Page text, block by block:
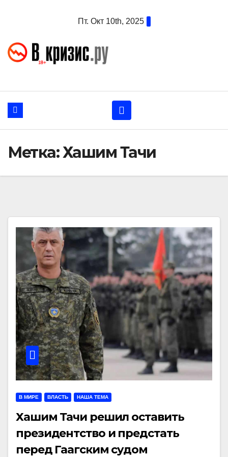
Пт. Окт 10th, 2025
Метка:Хашим Тачи
В МИРЕ ВЛАСТЬ НАША ТЕМА
Хашим Тачи решил оставить
президентство и предстать
перед Гаагским судом